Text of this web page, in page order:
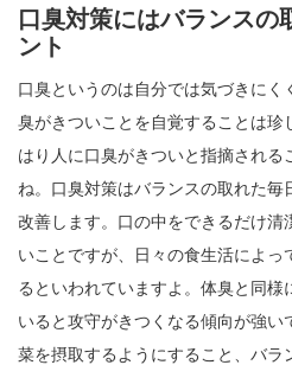
口臭対策にはバランスの
ント
口臭というのは自分では気づきにく
臭がきついことを自覚することは珍
はり人に口臭がきついと指摘される
ね。口臭対策はバランスの取れた
改善します。口の中をできるだけ清
いことですが、日々の食生活によっ
るといわれていますよ。体臭と同様
いると攻守がきつくなる傾向が強
菜を摂取するようにすること、バラ